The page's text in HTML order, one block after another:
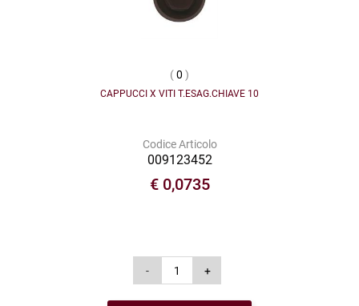
(0 )
CAPPUCCI X VITI T.ESAG.CHIAVE 10
Codice Articolo
009123452
€ 0,0735